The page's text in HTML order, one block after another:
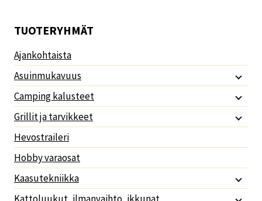
TUOTERYHMÄT
Ajankohtaista
Asuinmukavuus
Camping kalusteet
Grillit ja tarvikkeet
Hevostraileri
Hobby varaosat
Kaasutekniikka